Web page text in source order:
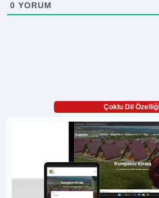
0 YORUM
Çoklu Dil Özelliği